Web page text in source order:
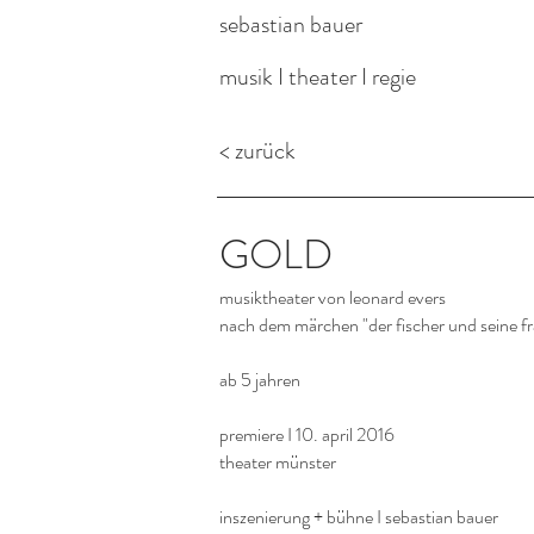
musik I theater I regie
sebastian bauer
< zurück
GOLD
musiktheater von leonard evers
nach dem märchen "der fischer und seine
ab 5 jahren
premiere I 10. april 2016
theater münster
inszenierung + bühne I sebastian bauer